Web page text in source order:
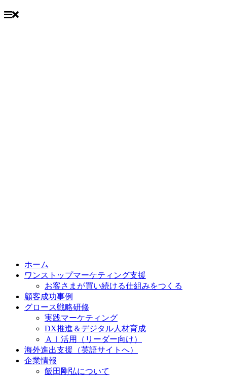
content
ホーム
ワンストップマーケティング支援
お客さまが買い続ける仕組みをつくる
顧客成功事例
グロース戦略研修
実践マーケティング
DX推進＆デジタル人材育成
ＡＩ活用（リーダー向け）
海外進出支援（英語サイトへ）
企業情報
飯田剛弘について